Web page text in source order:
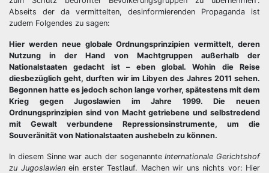
Abseits der da vermittelten, desinformierenden Propaganda ist
zudem Folgendes zu sagen:
Hier werden neue globale Ordnungsprinzipien vermittelt, deren
Nutzung in der Hand von Machtgruppen außerhalb der
Nationalstaaten gedacht ist – eben global. Wohin die Reise
diesbezüglich geht, durften wir im Libyen des Jahres 2011 sehen.
Begonnen hatte es jedoch schon lange vorher, spätestens mit dem
Krieg gegen Jugoslawien im Jahre 1999. Die neuen
Ordnungsprinzipien sind von Macht getriebene und selbstredend
mit Gewalt verbundene Repressionsinstrumente, um die
Souveränität von Nationalstaaten aushebeln zu können.
In diesem Sinne war auch der sogenannteInternationale Gerichtshof
zu Jugoslawienein erster Testlauf. Machen wir uns nichts vor: Hier